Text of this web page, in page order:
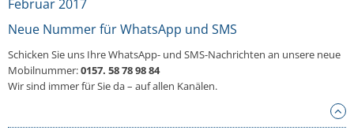
Februar 2017
Neue Nummer für WhatsApp und SMS
Schicken Sie uns Ihre WhatsApp- und SMS-Nachrichten an unsere neue
Mobilnummer:0157. 58 78 98 84
Wir sind immer für Sie da – auf allen Kanälen.